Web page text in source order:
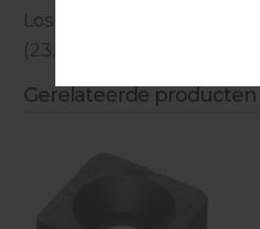
Losse reserve
(23.28.009)
Gerelateerde producten